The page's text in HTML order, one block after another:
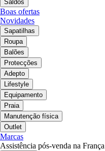
Saldos
Boas ofertas
Novidades
Sapatilhas
Roupa
Balões
Protecções
Adepto
Lifestyle
Equipamento
Praia
Manutenção física
Outlet
Marcas
Assistência pós-venda na França